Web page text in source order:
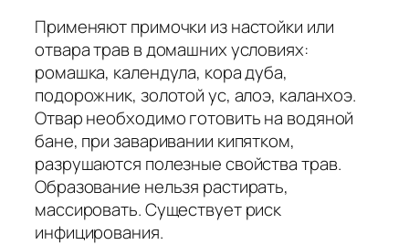
Применяют примочки из настойки или
отвара трав в домашних условиях:
ромашка, календула, кора дуба,
подорожник, золотой ус, алоэ, каланхоэ.
Отвар необходимо готовить на водяной
бане, при заваривании кипятком,
разрушаются полезные свойства трав.
Образование нельзя растирать,
массировать. Существует риск
инфицирования.